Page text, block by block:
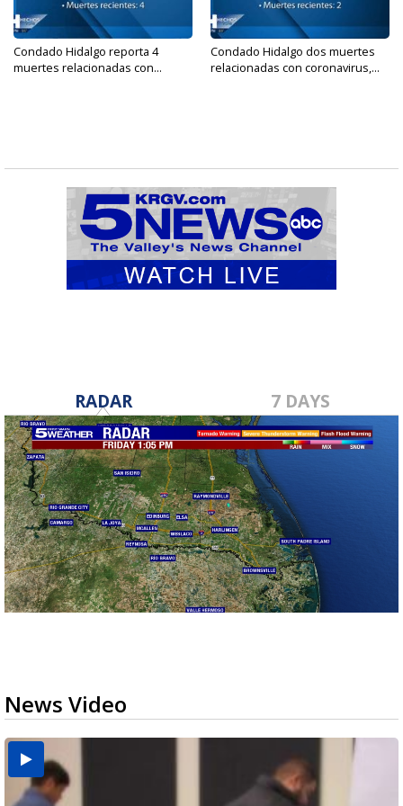
Condado Hidalgo reporta 4
muertes relacionadas con...
Condado Hidalgo dos muertes
relacionadas con coronavirus,...
RADAR 7 DAYS
News Video